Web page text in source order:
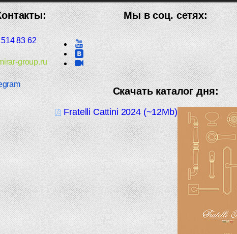
Мы в соц. сетях:
Скачать каталог дня:
Fratelli Cattini 2024 (~12Mb)
83 62
group.ru